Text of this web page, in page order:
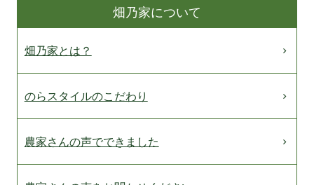
畑乃家について
畑乃家とは？
のらスタイルのこだわり
農家さんの声でできました